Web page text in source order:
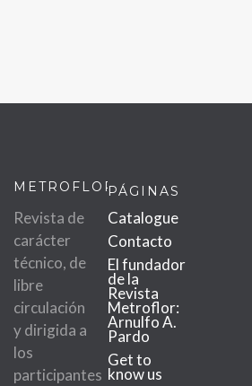
METROFLOR
Revista de
carácter
técnico, de
libre
circulación
y dirigida a
los
participantes
PÁGINAS
Catalogue
Contacto
El fundador
de la
Revista
Metroflor:
Arnulfo A.
Pardo
Get to
know us